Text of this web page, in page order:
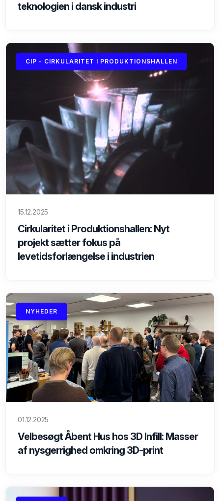
teknologien i dansk industri
CIP - CIRKULARITET I PRODUKTIONSHALLEN
15.12.2025
Cirkularitet i Produktionshallen: Nyt
projekt sætter fokus på
levetidsforlængelse i industrien
NYHEDER
01.12.2025
Velbesøgt Åbent Hus hos 3D Infill: Masser
af nysgerrighed omkring 3D-print